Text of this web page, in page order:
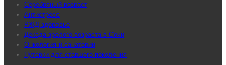
Серебряный возраст
Антистресс
РЖД-здоровье
Декада зрелого возраста в Сочи
Онкология и санатории
Путевки для старшего поколения